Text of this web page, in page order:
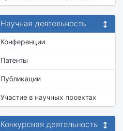
Научная деятельность
Конференции
Патенты
Публикации
Участие в научных проектах
Конкурсная деятельность